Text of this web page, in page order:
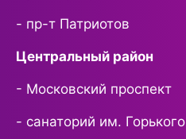
- пр-т Патриотов
Центральный район
- Московский проспект
- санаторий им. Горького